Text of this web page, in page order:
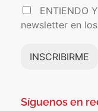
ENTIENDO
newsletter en
INSCRIBIRME
Síguenos en